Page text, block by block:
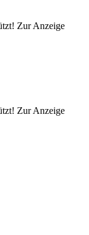
Zur Anzeige
Zur Anzeige